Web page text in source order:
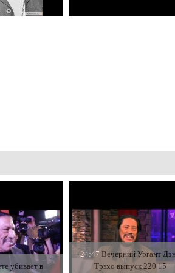
убивает в
24:47 Вечерний Ургант
Трэхо выпуск 220 15